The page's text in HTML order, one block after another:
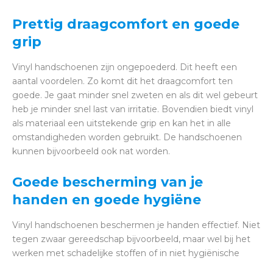
Prettig draagcomfort en goede
grip
Vinyl handschoenen zijn ongepoederd. Dit heeft een
aantal voordelen. Zo komt dit het draagcomfort ten
goede. Je gaat minder snel zweten en als dit wel gebeurt
heb je minder snel last van irritatie. Bovendien biedt vinyl
als materiaal een uitstekende grip en kan het in alle
omstandigheden worden gebruikt. De handschoenen
kunnen bijvoorbeeld ook nat worden.
Goede bescherming van je
handen en goede hygiëne
Vinyl handschoenen beschermen je handen effectief. Niet
tegen zwaar gereedschap bijvoorbeeld, maar wel bij het
werken met schadelijke stoffen of in niet hygiënische